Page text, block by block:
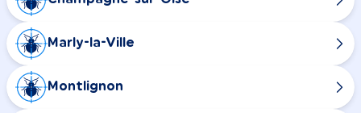
Marly-la-Ville
Montlignon